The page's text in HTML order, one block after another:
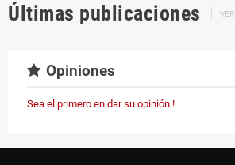
Últimas publicaciones
Opiniones
Sea el primero en dar su opinión !